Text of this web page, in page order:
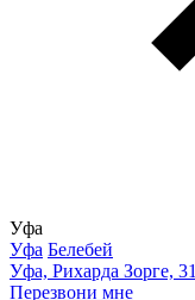
Уфа
Уфа Белебей
Уфа, Рихарда Зорге, 31
Перезвони мне